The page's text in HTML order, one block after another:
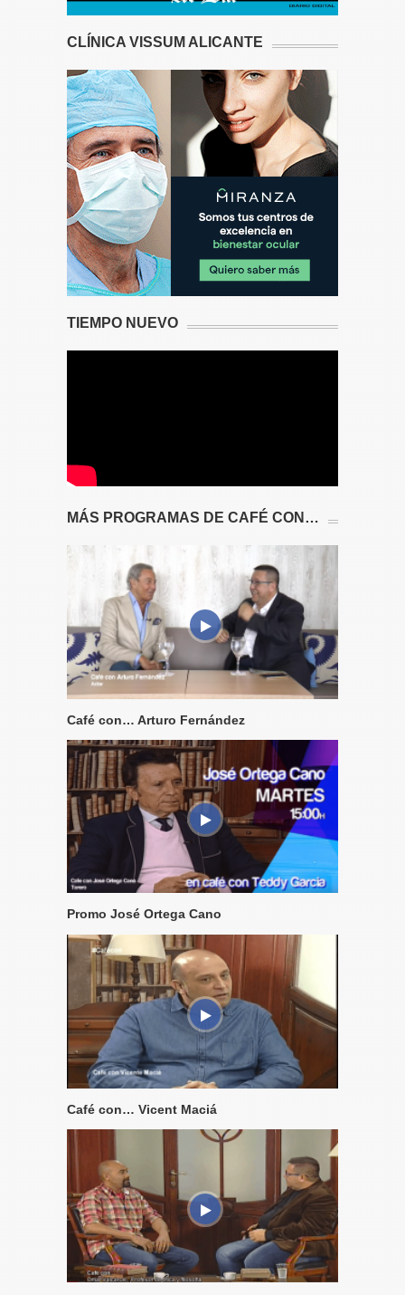
CLÍNICA VISSUM ALICANTE
TIEMPO NUEVO
MÁS PROGRAMAS DE CAFÉ CON…
Café con… Arturo Fernández
Promo José Ortega Cano
Café con… Vicent Maciá